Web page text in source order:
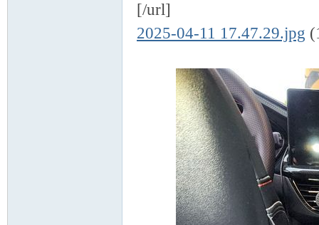
[/url]
2025-04-11 17.47.29.jpg